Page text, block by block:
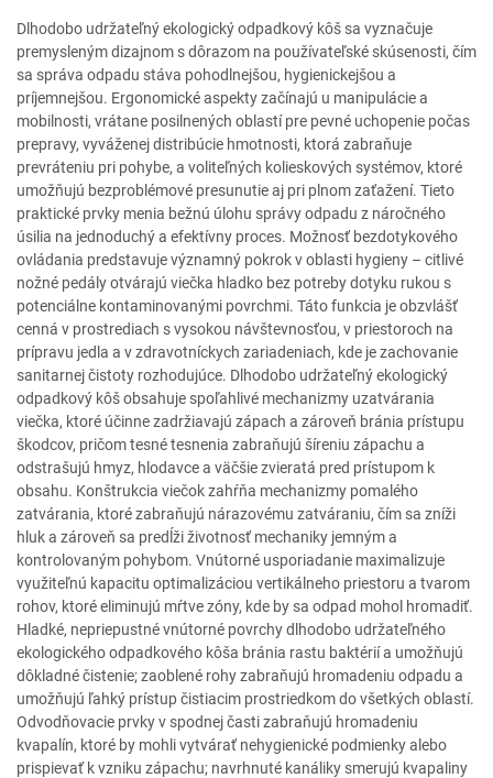
Dlhodobo udržateľný ekologický odpadkový kôš sa vyznačuje
premysleným dizajnom s dôrazom na používateľské skúsenosti, čím
sa správa odpadu stáva pohodlnejšou, hygienickejšou a
príjemnejšou. Ergonomické aspekty začínajú u manipulácie a
mobilnosti, vrátane posilnených oblastí pre pevné uchopenie počas
prepravy, vyváženej distribúcie hmotnosti, ktorá zabraňuje
prevráteniu pri pohybe, a voliteľných kolieskových systémov, ktoré
umožňujú bezproblémové presunutie aj pri plnom zaťažení. Tieto
praktické prvky menia bežnú úlohu správy odpadu z náročného
úsilia na jednoduchý a efektívny proces. Možnosť bezdotykového
ovládania predstavuje významný pokrok v oblasti hygieny – citlivé
nožné pedály otvárajú viečka hladko bez potreby dotyku rukou s
potenciálne kontaminovanými povrchmi. Táto funkcia je obzvlášť
cenná v prostrediach s vysokou návštevnosťou, v priestoroch na
prípravu jedla a v zdravotníckych zariadeniach, kde je zachovanie
sanitarnej čistoty rozhodujúce. Dlhodobo udržateľný ekologický
odpadkový kôš obsahuje spoľahlivé mechanizmy uzatvárania
viečka, ktoré účinne zadržiavajú zápach a zároveň bránia prístupu
škodcov, pričom tesné tesnenia zabraňujú šíreniu zápachu a
odstrašujú hmyz, hlodavce a väčšie zvieratá pred prístupom k
obsahu. Konštrukcia viečok zahŕňa mechanizmy pomalého
zatvárania, ktoré zabraňujú nárazovému zatváraniu, čím sa zníži
hluk a zároveň sa predĺži životnosť mechaniky jemným a
kontrolovaným pohybom. Vnútorné usporiadanie maximalizuje
využiteľnú kapacitu optimalizáciou vertikálneho priestoru a tvarom
rohov, ktoré eliminujú mŕtve zóny, kde by sa odpad mohol hromadiť.
Hladké, nepriepustné vnútorné povrchy dlhodobo udržateľného
ekologického odpadkového kôša bránia rastu baktérií a umožňujú
dôkladné čistenie; zaoblené rohy zabraňujú hromadeniu odpadu a
umožňujú ľahký prístup čistiacim prostriedkom do všetkých oblastí.
Odvodňovacie prvky v spodnej časti zabraňujú hromadeniu
kvapalín, ktoré by mohli vytvárať nehygienické podmienky alebo
prispievať k vzniku zápachu; navrhnuté kanáliky smerujú kvapaliny